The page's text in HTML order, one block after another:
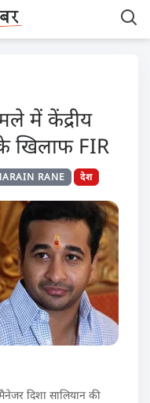
में केंद्रीय
के खिलाफ FIR
RANE देश
दिशा सालियान की